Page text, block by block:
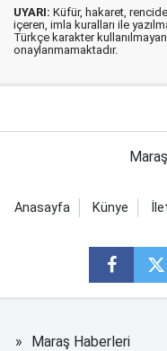
UYARI: Küfür, hakaret,
içeren, imla kuralları ile
Türkçe karakter
onaylanmamaktadır.
Anasayfa Künye
Maraş Haberleri